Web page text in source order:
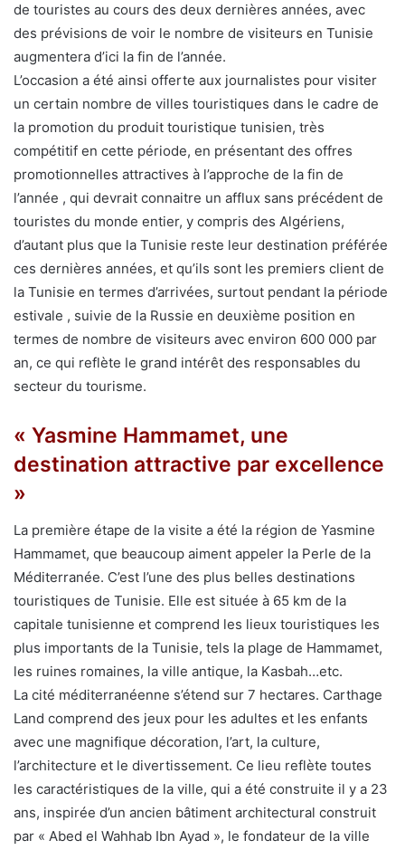
de touristes au cours des deux dernières années, avec
des prévisions de voir le nombre de visiteurs en Tunisie
augmentera d’ici la fin de l’année.
L’occasion a été ainsi offerte aux journalistes pour visiter
un certain nombre de villes touristiques dans le cadre de
la promotion du produit touristique tunisien, très
compétitif en cette période, en présentant des offres
promotionnelles attractives à l’approche de la fin de
l’année , qui devrait connaitre un afflux sans précédent de
touristes du monde entier, y compris des Algériens,
d’autant plus que la Tunisie reste leur destination préférée
ces dernières années, et qu’ils sont les premiers client de
la Tunisie en termes d’arrivées, surtout pendant la période
estivale , suivie de la Russie en deuxième position en
termes de nombre de visiteurs avec environ 600 000 par
an, ce qui reflète le grand intérêt des responsables du
secteur du tourisme.
« Yasmine Hammamet, une
destination attractive par excellence
»
La première étape de la visite a été la région de Yasmine
Hammamet, que beaucoup aiment appeler la Perle de la
Méditerranée. C’est l’une des plus belles destinations
touristiques de Tunisie. Elle est située à 65 km de la
capitale tunisienne et comprend les lieux touristiques les
plus importants de la Tunisie, tels la plage de Hammamet,
les ruines romaines, la ville antique, la Kasbah…etc.
La cité méditerranéenne s’étend sur 7 hectares. Carthage
Land comprend des jeux pour les adultes et les enfants
avec une magnifique décoration, l’art, la culture,
l’architecture et le divertissement. Ce lieu reflète toutes
les caractéristiques de la ville, qui a été construite il y a 23
ans, inspirée d’un ancien bâtiment architectural construit
par « Abed el Wahhab Ibn Ayad », le fondateur de la ville